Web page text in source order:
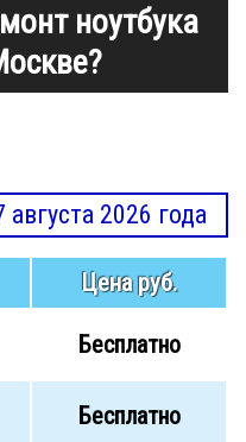
ноутбука
2026 года
Цена руб.
Бесплатно
Бесплатно